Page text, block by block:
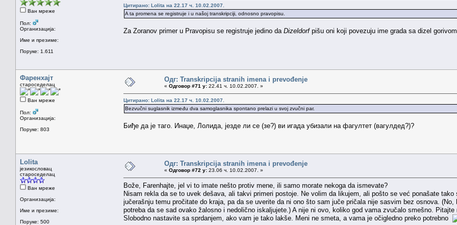
Ван мреже
Пол:
Организација:
Име и презиме:
Поруке: 1.611
Цитирано: Lolita на 22.17 ч. 10.02.2007.
A ta promena se registruje i u našoj transkripciji, odnosno pravopisu.
Za Zoranov primer u Pravopisu se registruje jedino da Dizeldorfpišu oni koji povezuju ime grada sa dizel
Фаренхајт
староседелац
Ван мреже
Пол:
Организација:
Поруке: 803
Одг: Transkripcija stranih imena i prevođenje
« Одговор #71 у: 22.41 ч. 10.02.2007. »
Цитирано: Lolita на 22.17 ч. 10.02.2007.
Bezvučni suglasnik između dva samoglasnika spontano prelazi u svoj zvučni par.
Биђе да је таго. Инаџе, Лолида, језде ли се (зе?) ви игада убизали на фагултет (вагулдед?)?
Lolita
језикословац
староседелац
Ван мреже
Организација:
Име и презиме:
Поруке: 500
Одг: Transkripcija stranih imena i prevođenje
« Одговор #72 у: 23.06 ч. 10.02.2007. »
Bože, Farenhajte, jel vi to imate nešto protiv mene, ili samo morate nekoga da ismevate?
Nisam rekla da se to uvek dešava, ali takvi primeri postoje. Ne volim da likujem, ali pošto se već ponašate
jučerašnju temu pročitate do kraja, pa da se uverite da ni ono što sam juče pričala nije sasvim bez osnova.
potreba da se sad ovako žalosno i nedolično iskaljujete.) A nije ni ovo, koliko god vama zvučalo smešno.
Slobodno nastavite sa sprdanjem, ako vam je tako lakše. Meni ne smeta, a vama je očigledno preko potrebno